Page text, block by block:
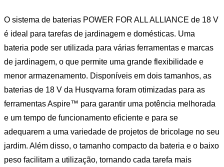
O sistema de baterias POWER FOR ALL ALLIANCE de 18 V
é ideal para tarefas de jardinagem e domésticas. Uma
bateria pode ser utilizada para várias ferramentas e marcas
de jardinagem, o que permite uma grande flexibilidade e
menor armazenamento. Disponíveis em dois tamanhos, as
baterias de 18 V da Husqvarna foram otimizadas para as
ferramentas Aspire™ para garantir uma potência melhorada
e um tempo de funcionamento eficiente e para se
adequarem a uma variedade de projetos de bricolage no seu
jardim. Além disso, o tamanho compacto da bateria e o baixo
peso facilitam a utilização, tornando cada tarefa mais